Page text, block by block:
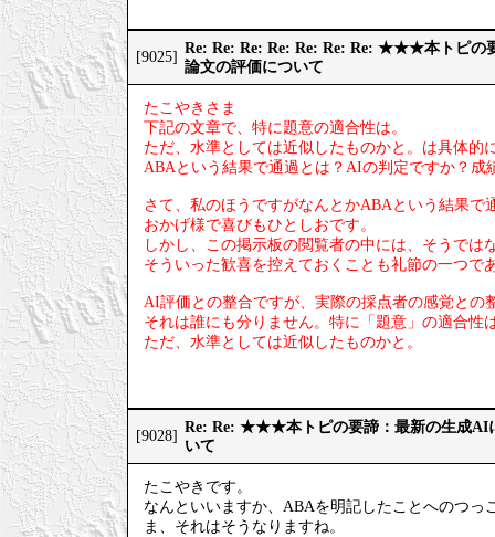
[9025]
Re: Re: Re: Re: Re: Re: Re: ★★★本トピの
論文の評価について
たこやきさま
下記の文章で、特に題意の適合性は。
ただ、水準としては近似したものかと。は具体的
ABAという結果で通過とは？AIの判定ですか？成
さて、私のほうですがなんとかABAという結果で
おかげ様で喜びもひとしおです。
しかし、この掲示板の閲覧者の中には、そうでは
そういった歓喜を控えておくことも礼節の一つで
AI評価との整合ですが、実際の採点者の感覚との
それは誰にも分りません。特に「題意」の適合性
ただ、水準としては近似したものかと。
[9028]
Re: Re: ★★★本トピの要諦：最新の生成AI
いて
たこやきです。
なんといいますか、ABAを明記したことへのつっ
ま、それはそうなりますね。